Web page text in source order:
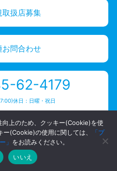
扱店募集
問合わせ
62-4179
休日：日曜・祝日
ボード専用高性能ワックス ・HAYASHIWAX.
向上のため、クッキー(Cookie)を使
(Cookie)の使用に関しては、
「プ
」 をお読みください。
いいえ